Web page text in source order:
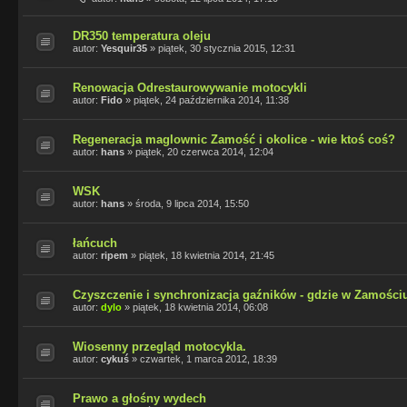
DR350 temperatura oleju
autor: Yesquir35 » piątek, 30 stycznia 2015, 12:31
Renowacja Odrestaurowywanie motocykli
autor: Fido » piątek, 24 października 2014, 11:38
Regeneracja maglownic Zamość i okolice - wie ktoś coś?
autor: hans » piątek, 20 czerwca 2014, 12:04
WSK
autor: hans » środa, 9 lipca 2014, 15:50
łańcuch
autor: ripem » piątek, 18 kwietnia 2014, 21:45
Czyszczenie i synchronizacja gaźników - gdzie w
autor: dylo » piątek, 18 kwietnia 2014, 06:08
Wiosenny przegląd motocykla.
autor: cykuś » czwartek, 1 marca 2012, 18:39
Prawo a głośny wydech